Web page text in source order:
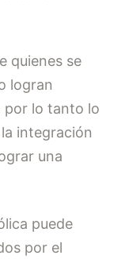
quienes se
logran
por lo tanto lo
integración
una
puede
por el